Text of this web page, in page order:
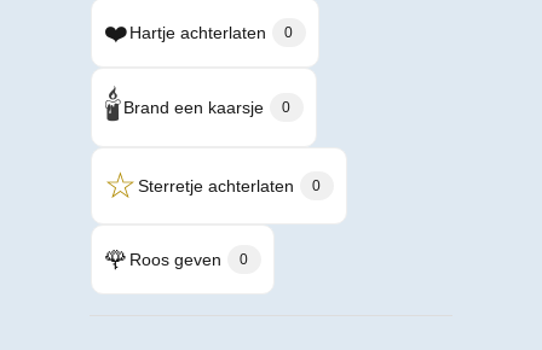
❤️Hartje achterlaten 0
🕯️Brand een kaarsje 0
☆Sterretje achterlaten 0
🌹 Roos geven 0